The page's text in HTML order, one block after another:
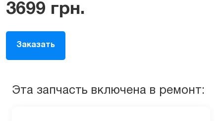
3699 грн.
Заказать
Эта запчасть включена в ремонт: